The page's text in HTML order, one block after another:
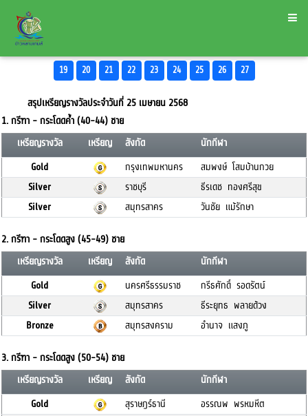
19 20 21 22 23 24 25 26 27
สรุปเหรียญรางวัลประจำวันที่ 25 เมษายน 2568
1. กรีฑา - กระโดดค้ำ (40-44) ชาย
เหรียญรางวัล
เหรียญ สังกัด
นักกีฬา
Gold
กรุงเทพมหานคร
สมพงษ์ โสมบ้านกวย
Silver
ราชบุรี
ธีรเดช ทองศรีสุข
Silver
สมุทรสาคร วันชัย แม้รักษา
2. กรีฑา - กระโดดสูง (45-49) ชาย
เหรียญรางวัล
เหรียญ สังกัด
นักกีฬา
Gold
นครศรีธรรมราช
กรีธศักดิ์ รอดรัตน์
Silver
สมุทรสาคร
ธีระยุทธ พลายด้วง
Bronze
สมุทรสงคราม อำนาจ แสงภู
3. กรีฑา - กระโดดสูง (50-54) ชาย
เหรียญรางวัล
เหรียญ สังกัด
นักกีฬา
Gold
สุราษฎร์ธานี
อรรณพ พรหมหีต